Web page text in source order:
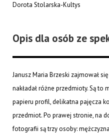
Dorota Stolarska-Kultys
Opis dla osób ze
Janusz Maria Brzeski zajmował
nakładał różne przedmioty. Są to
papieru profil, delikatna pajęcza
przedmiot. Po prawej stronie, na
fotografii są trzy osoby: